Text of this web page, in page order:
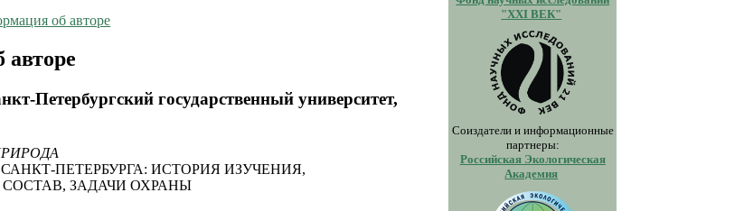
"XXI ВЕК"
Соиздатели и информационные
партнеры:
Российская Экологическая
Академия
об авторе
Петербургский государственный университет,
ПЕТЕРБУРГА: ИСТОРИЯ ИЗУЧЕНИЯ,
ЗАДАЧИ ОХРАНЫ